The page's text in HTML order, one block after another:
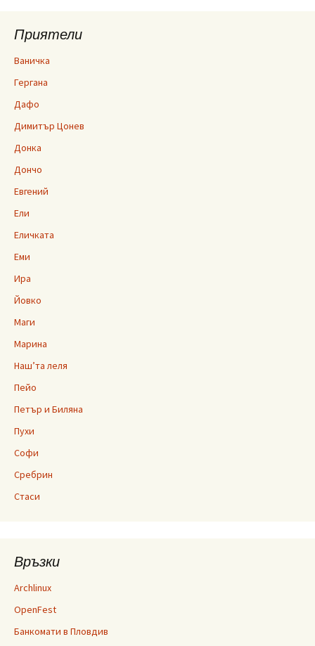
Приятели
Ваничка
Гергана
Дафо
Димитър Цонев
Донка
Дончо
Евгений
Ели
Еличката
Еми
Ира
Йовко
Маги
Марина
Наш’та леля
Пейо
Петър и Биляна
Пухи
Софи
Сребрин
Стаси
Връзки
Archlinux
OpenFest
Банкомати в Пловдив